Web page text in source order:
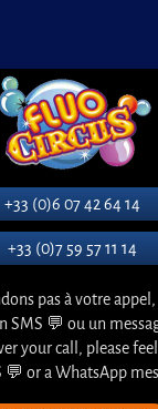
+33 (0)6 07 42 64 14
+33 (0)7 59 57 11 14
pas à votre appel,
SMS 💬 ou un
your call, please
💬 or a WhatsApp